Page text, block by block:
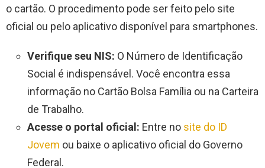
o cartão. O procedimento pode ser feito pelo site
oficial ou pelo aplicativo disponível para smartphones.
Verifique seu NIS: O Número de Identificação
Social é indispensável. Você encontra essa
informação no Cartão Bolsa Família ou na Carteira
de Trabalho.
Acesse o portal oficial: Entre no site do ID
Jovem ou baixe o aplicativo oficial do Governo
Federal.